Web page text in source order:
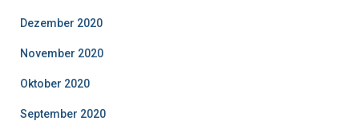
Dezember 2020
November 2020
Oktober 2020
September 2020